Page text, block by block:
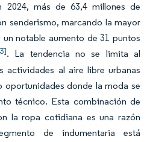
más de 63,4 millones de
senderismo, marcando la mayor
notable aumento de 31 puntos
. La tendencia no se limita al
actividades al aire libre urbanas
oportunidades donde la moda se
técnico. Esta combinación de
la ropa cotidiana es una razón
de indumentaria está